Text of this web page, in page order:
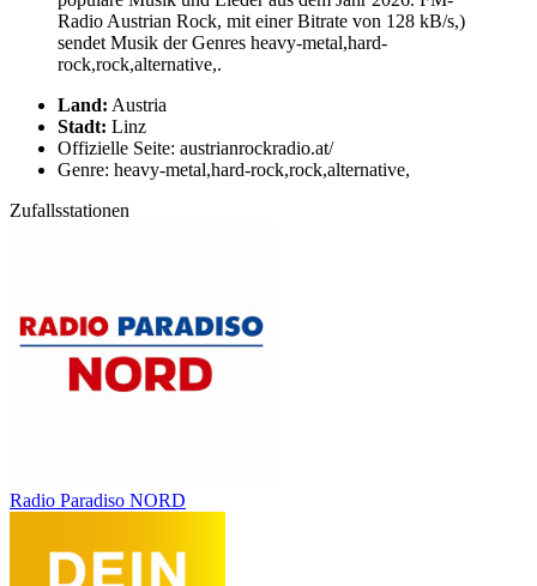
Radio Austrian Rock, mit einer Bitrate von 128 kB/s,)
sendet Musik der Genres heavy-metal,hard-
rock,rock,alternative,.
Land: Austria
Stadt: Linz
Offizielle Seite: austrianrockradio.at/
Genre: heavy-metal,hard-rock,rock,alternative,
Zufallsstationen
Radio Paradiso NORD